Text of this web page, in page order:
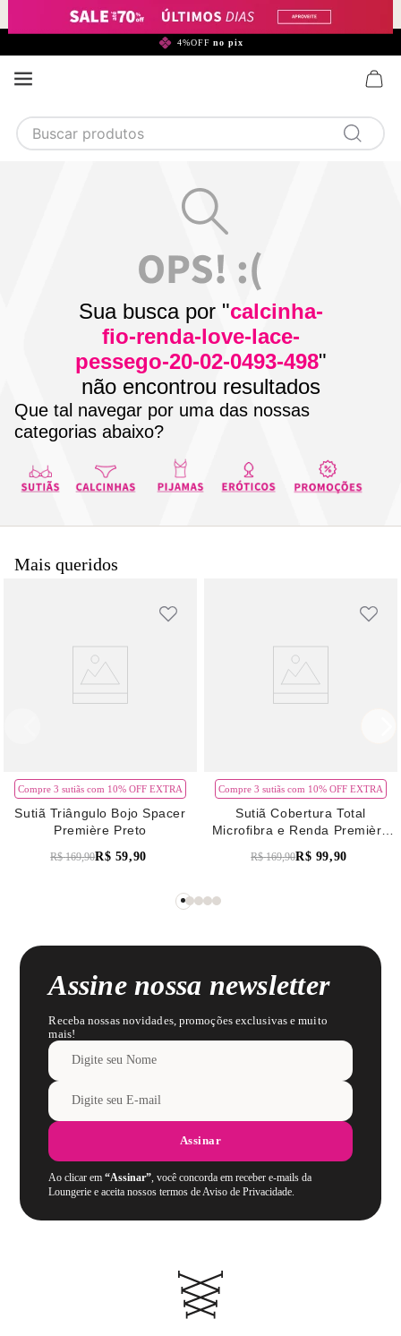
4%OFF no pix
Buscar produtos
Sua busca por "calcinha-
fio-renda-love-lace-
pessego-20-02-0493-498"
não encontrou resultados
Que tal navegar por uma das nossas
categorias abaixo?
Mais queridos
Compre 3 sutiãs com 10% OFF EXTRA
Sutiã Triângulo Bojo Spacer
Première Preto
R$ 169,90R$ 59,90
Compre 3 sutiãs com 10% OFF EXTRA
Sutiã Cobertura Total
Microfibra e Renda Première
R$ 169,90R$ 99,90
Assine nossa newsletter
Receba nossas novidades, promoções exclusivas e muito
mais!
Assinar
Ao clicar em“Assinar”, você concorda em receber e-mails da
Loungerie e aceita nossos termos de Aviso de Privacidade.
1
2
3 camisola
calcinha algodão
5 sutiã calcinha
6 algodão
7 renda
8 pijama
body